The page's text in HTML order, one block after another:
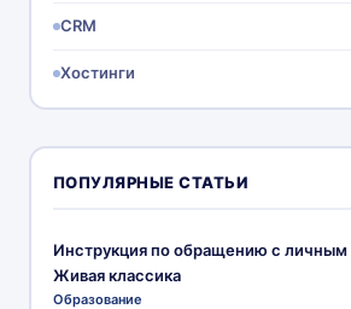
CRM
Хостинги
ПОПУЛЯРНЫЕ СТАТЬИ
Инструкция по обращению с личным
Живая классика
Образование